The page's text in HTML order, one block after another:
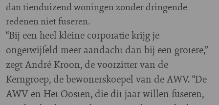
dan tienduizend woningen zonder dringende
redenen niet fuseren.
“Bij een heel kleine corporatie krijg je
ongetwijfeld meer aandacht dan bij een grotere,”
zegt André Kroon, de voorzitter van de
Kerngroep, de bewonerskoepel van de AWV. “De
AWV en Het Oosten, die dit jaar willen fuseren,